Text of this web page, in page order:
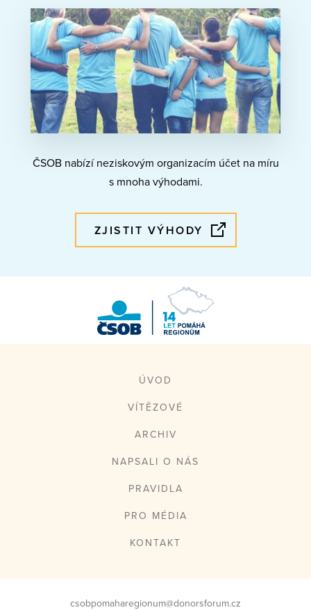
ČSOB nabízí neziskovým organizacím účet na míru
s mnoha výhodami.
ZJISTIT VÝHODY
regionům
ÚVOD
VÍTĚZOVÉ
ARCHIV
NAPSALI O NÁS
PRAVIDLA
PRO MÉDIA
KONTAKT
csobpomaharegionum@donorsforum.cz